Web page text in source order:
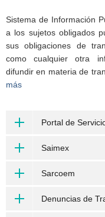
Sistema de Información
a los sujetos obligados
sus obligaciones de
como cualquier otra
difundir en materia de
más
Portal de
Saimex
Sarcoem
Denuncias de